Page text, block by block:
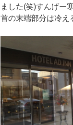
ました(笑)すんげー
首の末端部分は冷え